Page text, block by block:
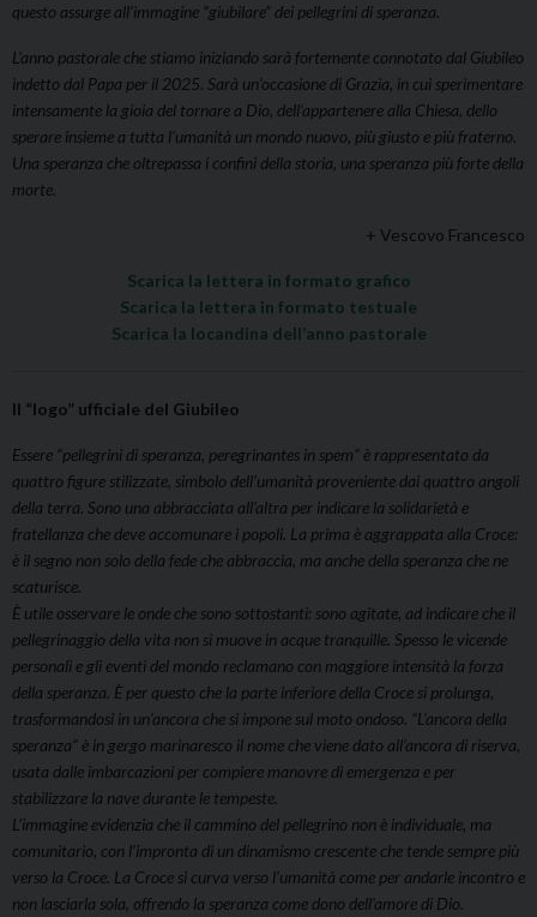
questo assurge all’immagine “giubilare” dei pellegrini di speranza.
L’anno pastorale che stiamo iniziando sarà fortemente connotato dal Giubileo
indetto dal Papa per il 2025. Sarà un’occasione di Grazia, in cui sperimentare
intensamente la gioia del tornare a Dio, dell’appartenere alla Chiesa, dello
sperare insieme a tutta l’umanità un mondo nuovo, più giusto e più fraterno.
Una speranza che oltrepassa i confini della storia, una speranza più forte della
morte.
+ Vescovo Francesco
Scarica la lettera in formato grafico
Scarica la lettera in formato testuale
Scarica la locandina dell’anno pastorale
Il “logo” ufficiale del Giubileo
Essere “pellegrini di speranza, peregrinantes in spem” è rappresentato da
quattro figure stilizzate, simbolo dell’umanità proveniente dai quattro angoli
della terra. Sono una abbracciata all’altra per indicare la solidarietà e
fratellanza che deve accomunare i popoli. La prima è aggrappata alla Croce:
è il segno non solo della fede che abbraccia, ma anche della speranza che ne
scaturisce.
È utile osservare le onde che sono sottostanti: sono agitate, ad indicare che il
pellegrinaggio della vita non si muove in acque tranquille. Spesso le vicende
personali e gli eventi del mondo reclamano con maggiore intensità la forza
della speranza. È per questo che la parte inferiore della Croce si prolunga,
trasformandosi in un’ancora che si impone sul moto ondoso. “L’ancora della
speranza” è in gergo marinaresco il nome che viene dato all’ancora di riserva,
usata dalle imbarcazioni per compiere manovre di emergenza e per
stabilizzare la nave durante le tempeste.
L’immagine evidenzia che il cammino del pellegrino non è individuale, ma
comunitario, con l’impronta di un dinamismo crescente che tende sempre più
verso la Croce. La Croce si curva verso l’umanità come per andarle incontro e
non lasciarla sola, offrendo la speranza come dono dell’amore di Dio.